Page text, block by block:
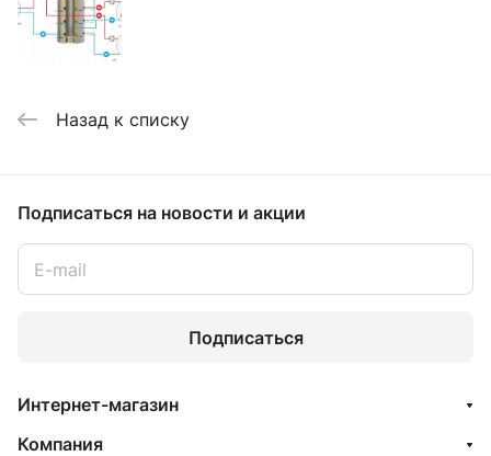
Назад к списку
Подписаться на новости и акции
Подписаться
Интернет-магазин
Компания